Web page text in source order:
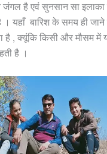
जंगल है एवं सुनसान सा
। यहाँ बारिश के समय ही
है , क्यूंकि किसी और मौसम में
है ।